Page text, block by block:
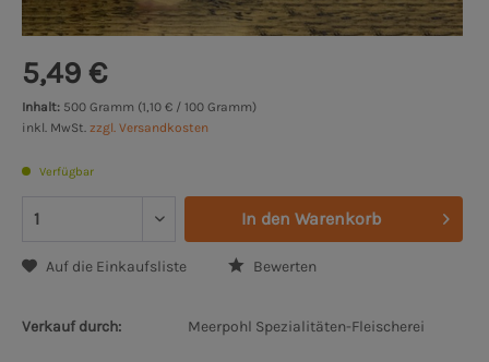
5,49 €
Inhalt: 500 Gramm (1,10 € / 100 Gramm)
inkl. MwSt. zzgl. Versandkosten
Verfügbar
In den Warenkorb
Auf die Einkaufsliste Bewerten
Verkauf durch: Meerpohl Spezialitäten-Fleischerei